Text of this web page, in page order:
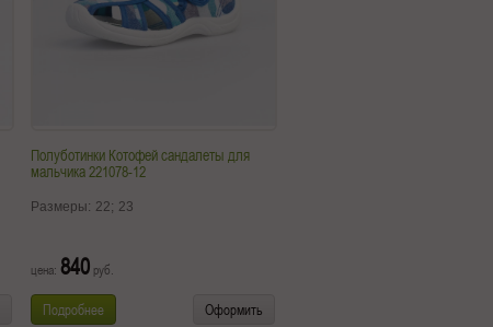
Полуботинки Котофей сандалеты для
мальчика 221078-12
Размеры: 22; 23
цена: 840 руб.
Подробнее Оформить